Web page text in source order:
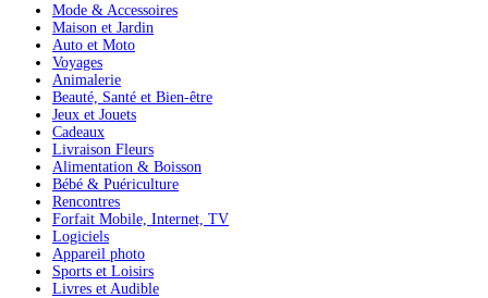
Mode & Accessoires
Maison et Jardin
Auto et Moto
Voyages
Animalerie
Beauté, Santé et Bien-être
Jeux et Jouets
Cadeaux
Livraison Fleurs
Alimentation & Boisson
Bébé & Puériculture
Rencontres
Forfait Mobile, Internet, TV
Logiciels
Appareil photo
Sports et Loisirs
Livres et Audible